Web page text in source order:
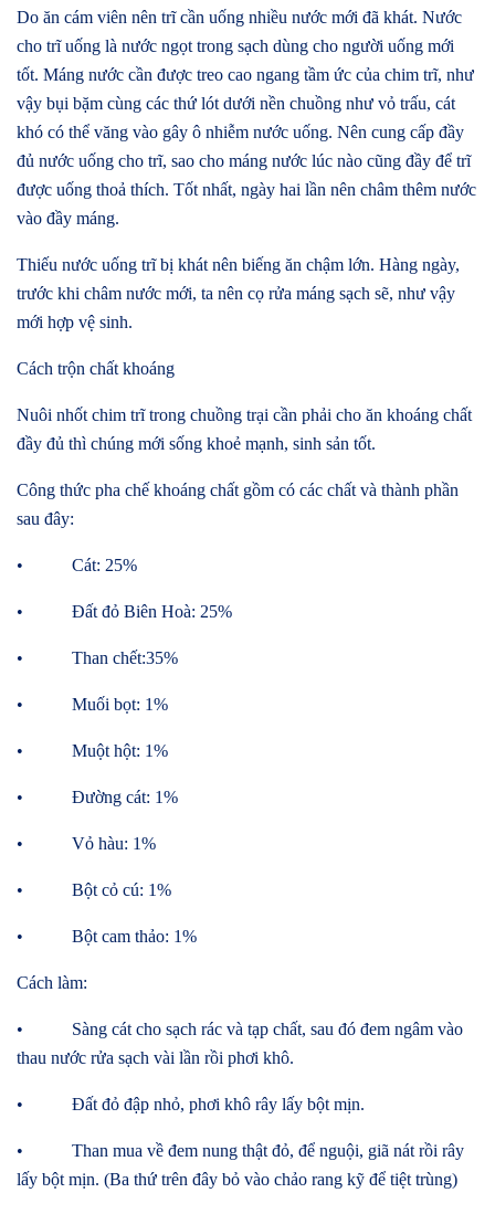
Do ăn cám viên nên trĩ cần uống nhiều nước mới đã khát. Nước
cho trĩ uống là nước ngọt trong sạch dùng cho người uống mới
tốt. Máng nước cần được treo cao ngang tầm ức của chim trĩ, như
vậy bụi bặm cùng các thứ lót dưới nền chuồng như vỏ trấu, cát
khó có thể văng vào gây ô nhiễm nước uống. Nên cung cấp đầy
đủ nước uống cho trĩ, sao cho máng nước lúc nào cũng đầy để trĩ
được uống thoả thích. Tốt nhất, ngày hai lần nên châm thêm nước
vào đầy máng.
Thiếu nước uống trĩ bị khát nên biếng ăn chậm lớn. Hàng ngày,
trước khi châm nước mới, ta nên cọ rửa máng sạch sẽ, như vậy
mới hợp vệ sinh.
Cách trộn chất khoáng
Nuôi nhốt chim trĩ trong chuồng trại cần phải cho ăn khoáng chất
đầy đủ thì chúng mới sống khoẻ mạnh, sinh sản tốt.
Công thức pha chế khoáng chất gồm có các chất và thành phần
sau đây:
• Cát: 25%
• Đất đỏ Biên Hoà: 25%
• Than chết:35%
• Muối bọt: 1%
• Muột hột: 1%
• Đường cát: 1%
• Vỏ hàu: 1%
• Bột cỏ cú: 1%
• Bột cam thảo: 1%
Cách làm:
• Sàng cát cho sạch rác và tạp chất, sau đó đem ngâm vào
thau nước rửa sạch vài lần rồi phơi khô.
• Đất đỏ đập nhỏ, phơi khô rây lấy bột mịn.
• Than mua về đem nung thật đỏ, để nguội, giã nát rồi rây
lấy bột mịn. (Ba thứ trên đây bỏ vào chảo rang kỹ để tiệt trùng)